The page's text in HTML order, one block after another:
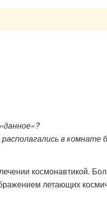
в
космонавтикой.
летающих